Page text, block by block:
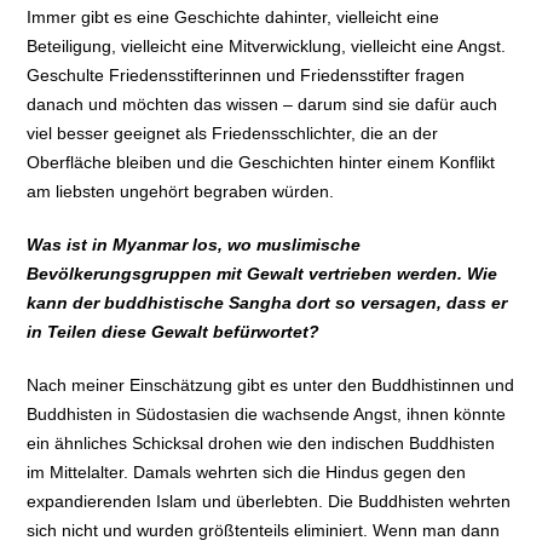
Immer gibt es eine Geschichte dahinter, vielleicht eine
Beteiligung, vielleicht eine Mitverwicklung, vielleicht eine Angst.
Geschulte Friedensstifterinnen und Friedensstifter fragen
danach und möchten das wissen – darum sind sie dafür auch
viel besser geeignet als Friedensschlichter, die an der
Oberfläche bleiben und die Geschichten hinter einem Konflikt
am liebsten ungehört begraben würden.
Was ist in Myanmar los, wo muslimische
Bevölkerungsgruppen mit Gewalt vertrieben werden. Wie
kann der buddhistische Sangha dort so versagen, dass er
in Teilen diese Gewalt befürwortet?
Nach meiner Einschätzung gibt es unter den Buddhistinnen und
Buddhisten in Südostasien die wachsende Angst, ihnen könnte
ein ähnliches Schicksal drohen wie den indischen Buddhisten
im Mittelalter. Damals wehrten sich die Hindus gegen den
expandierenden Islam und überlebten. Die Buddhisten wehrten
sich nicht und wurden größtenteils eliminiert. Wenn man dann